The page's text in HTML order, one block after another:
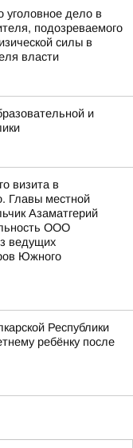
уголовное дело в
подозреваемого
силы в
власти
и
визита в
Главы местной
Азаматгерий
ООО
ведущих
Южного
Республики
ребёнку после